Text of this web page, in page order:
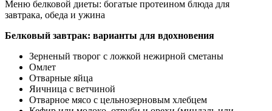
Меню белковой диеты: богатые протеином блюда для
завтрака, обеда и ужина
Белковый завтрак: варианты для вдохновения
Зерненый творог с ложкой нежирной сметаны
Омлет
Отварные яйца
Яичница с ветчиной
Отварное мясо с цельнозерновым хлебцем